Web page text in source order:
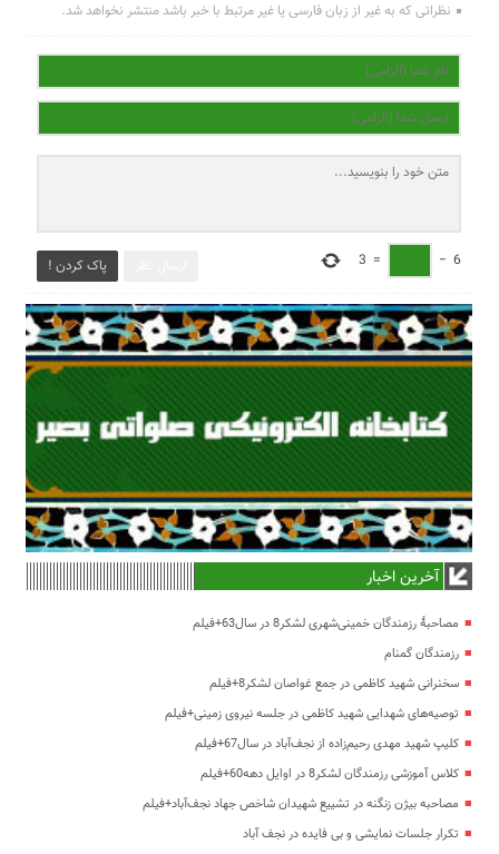
نظراتی که به غیر از زبان فارسی یا غیر مرتبط با خبر باشد منتشر نخواهد شد.
پاک کردن ! 6
−
=
3
آخرین اخبار
مصاحبۀ رزمندگان خمینی‌شهری لشکر8 در سال63+فیلم
رزمندگان گمنام
سخنرانی شهید کاظمی در جمع غواصان لشکر8+فیلم
توصیه‌های شهدایی شهید کاظمی در جلسه نیروی زمینی+فیلم
کلیپ شهید مهدی رحیم‌زاده از نجف‌آباد در سال67+فیلم
کلاس آموزشی رزمندگان لشکر8 در اوایل دهه60+فیلم
مصاحبه بیژن زنگنه در تشییع شهیدان شاخص جهاد نجف‌آباد+فیلم
تکرار جلسات نمایشی و بی فایده در نجف آباد